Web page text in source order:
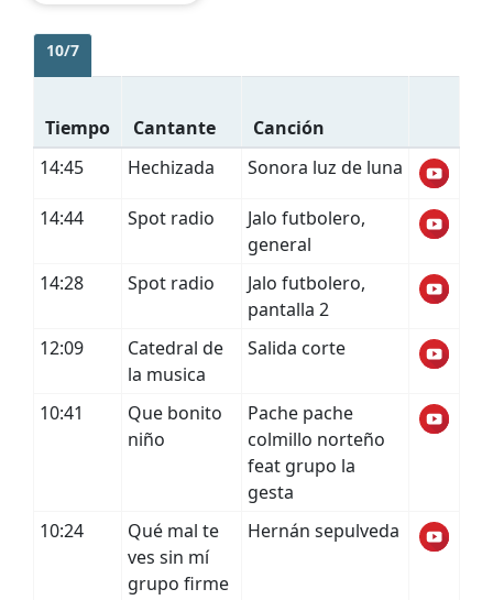
10/7
Tiempo Cantante
Canción
14:45
Hechizada Sonora luz de luna
14:44 Spot radio
Jalo futbolero,
general
14:28
Spot radio
Jalo futbolero,
pantalla 2
12:09
Catedral de
la musica
Salida corte
10:41
Que bonito
niño
Pache pache
colmillo norteño
feat grupo la
gesta
10:24
Qué mal te
ves sin mí
grupo firme
Hernán sepulveda